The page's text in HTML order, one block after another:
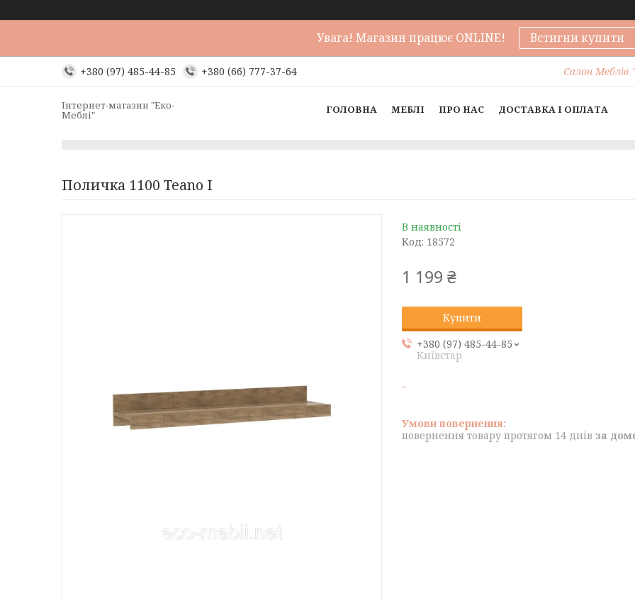
Увага! Магазин працює ONLINE! Встигни купити
+380 (97) 485-44-85 +380 (66) 777-37-64 Салон Меблів
Інтернет-магазин "Еко-
Меблі" ГОЛОВНА МЕБЛІ ПРО НАС ДОСТАВКА І ОПЛАТА
Поличка 1100 Teano I
В наявності
Код: 18572
1 199 ₴
Купити
+380 (97) 485-44-85
Київстар
повернення товару протягом 14 днів за